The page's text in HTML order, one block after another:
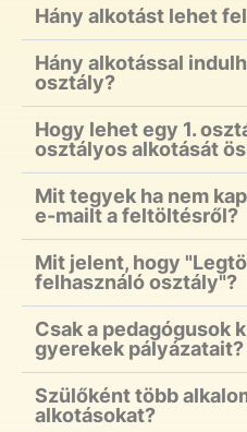
Hány alkotást lehet
Hány alkotással
osztály?
Hogy lehet egy 1.
osztályos alkotását
Mit tegyek ha nem
e-mailt a feltöltésről?
Mit jelent, hogy
felhasználó osztály"?
Csak a pedagógusok
gyerekek pályázatait?
Szülőként több
alkotásokat?